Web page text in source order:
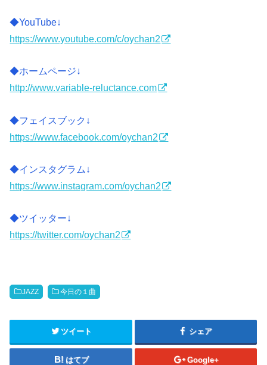
◆YouTube↓
https://www.youtube.com/c/oychan2
◆ホームページ↓
http://www.variable-reluctance.com
◆フェイスブック↓
https://www.facebook.com/oychan2
◆インスタグラム↓
https://www.instagram.com/oychan2
◆ツイッター↓
https://twitter.com/oychan2
JAZZ 今日の１曲
ツイート シェア
はてブ Google+